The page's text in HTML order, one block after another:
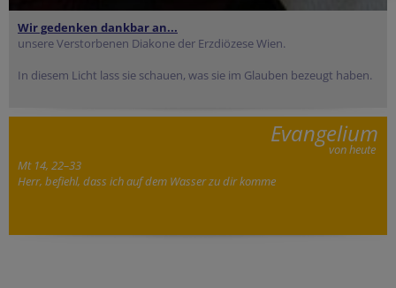
Wir gedenken dankbar an...
unsere Verstorbenen Diakone der Erzdiözese Wien.
In diesem Licht lass sie schauen, was sie im Glauben bezeugt haben.
Evangelium
von heute
Mt 14, 22–33
Herr, befiehl, dass ich auf dem Wasser zu dir komme